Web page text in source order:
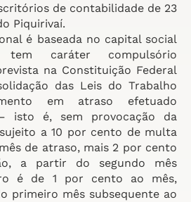
de contabilidade de 23
Piquirivaí.
é baseada no capital social
caráter compulsório
na Constituição Federal
das Leis do Trabalho
em atraso efetuado
– isto é, sem provocação da
a 10 por cento de multa
de atraso, mais 2 por cento
a partir do segundo mês
é de 1 por cento ao mês,
primeiro mês subsequente ao